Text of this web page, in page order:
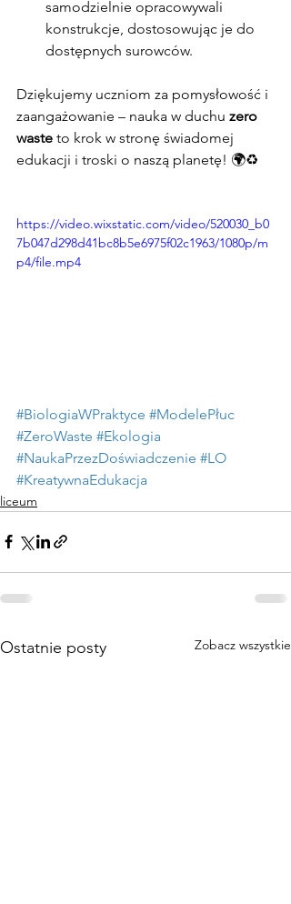
samodzielnie opracowywali
konstrukcje, dostosowując je do
dostępnych surowców.
Dziękujemy uczniom za pomysłowość i
zaangażowanie – nauka w duchu zero
waste to krok w stronę świadomej
edukacji i troski o naszą planetę! 🌍♻️
https://video.wixstatic.com/video/520030_b0
7b047d298d41bc8b5e6975f02c1963/1080p/m
p4/file.mp4
#BiologiaWPraktyce #ModelePłuc
#ZeroWaste #Ekologia
#NaukaPrzezDoświadczenie #LO
#KreatywnaEdukacja
liceum
Ostatnie posty Zobacz wszystkie